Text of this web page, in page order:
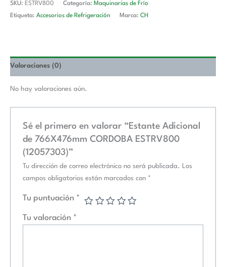
SKU: ESTRV800 Categoría: Maquinarias de Frío
Etiqueta: Accesorios de Refrigeración Marca: CH
Valoraciones (0)
No hay valoraciones aún.
Sé el primero en valorar “Estante Adicional
de 766X476mm CORDOBA ESTRV800
(12057303)”
Tu dirección de correo electrónico no será publicada.
Los
campos obligatorios están marcados con *
Tu puntuación *
Tu valoración *